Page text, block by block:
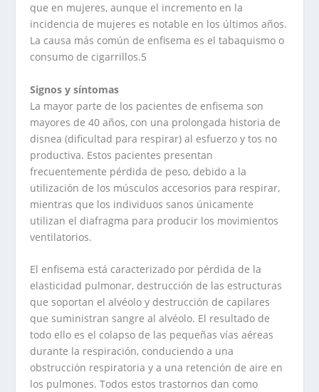
que en mujeres, aunque el incremento en la
incidencia de mujeres es notable en los últimos años.
La causa más común de enfisema es el tabaquismo o
consumo de cigarrillos.5
Signos y síntomas
La mayor parte de los pacientes de enfisema son
mayores de 40 años, con una prolongada historia de
disnea (dificultad para respirar) al esfuerzo y tos no
productiva. Estos pacientes presentan
frecuentemente pérdida de peso, debido a la
utilización de los músculos accesorios para respirar,
mientras que los individuos sanos únicamente
utilizan el diafragma para producir los movimientos
ventilatorios.
El enfisema está caracterizado por pérdida de la
elasticidad pulmonar, destrucción de las estructuras
que soportan el alvéolo y destrucción de capilares
que suministran sangre al alvéolo. El resultado de
todo ello es el colapso de las pequeñas vías aéreas
durante la respiración, conduciendo a una
obstrucción respiratoria y a una retención de aire en
los pulmones. Todos estos trastornos dan como